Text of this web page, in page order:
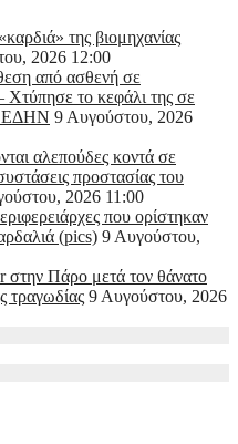
της βιομηχανίας
2026 12:00
από ασθενή σε
Χτύπησε το κεφάλι της σε
9 Αυγούστου, 2026
αλεπούδες κοντά σε
προστασίας του
2026 11:00
που ορίστηκαν
(pics) 9 Αυγούστου,
στην Πάρο μετά τον θάνατο
τραγωδίας 9 Αυγούστου, 2026